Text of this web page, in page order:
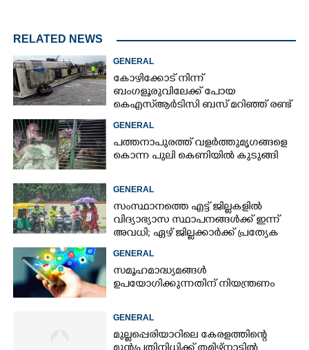
RELATED NEWS
GENERAL
കോഴിക്കോട് നിന്ന്
ബംഗളൂരുവിലേക്ക് പോയ
കെഎസ്‌ആർടിസി ബസ് മറിഞ്ഞ് രണ്ട്
മരണം; നിരവധിപേർ
ഗുരുതരാവസ്ഥയിൽ
GENERAL
പത്തനാപുരത്ത് വളർത്തുമൃഗങ്ങളെ
കൊന്ന പുലി കെണിയിൽ കുടുങ്ങി
GENERAL
സംസ്ഥാനത്തെ എട്ട് ജില്ലകളിൽ
വിദ്യാഭ്യാസ സ്ഥാപനങ്ങൾക്ക് ഇന്ന്
അവധി; ഏഴ് ജില്ലക്കാർക്ക് പ്രത്യേക
ജാഗ്രതാ മുന്നറിയിപ്പ്
GENERAL
സമൂഹമാദ്ധ്യമങ്ങൾ
ഉപയോഗിക്കുന്നതിന് നിയന്ത്രണം
GENERAL
മുല്ലപ്പെരിയാറിലെ കേരളത്തിന്റെ